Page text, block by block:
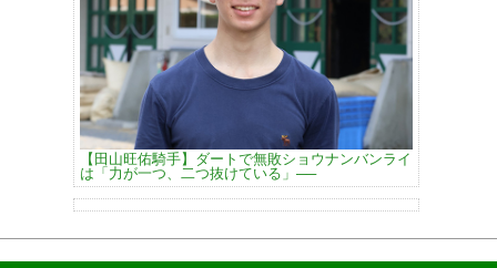
【田山旺佑騎手】ダートで無敗ショウナンバンライ
は「力が一つ、二つ抜けている」──